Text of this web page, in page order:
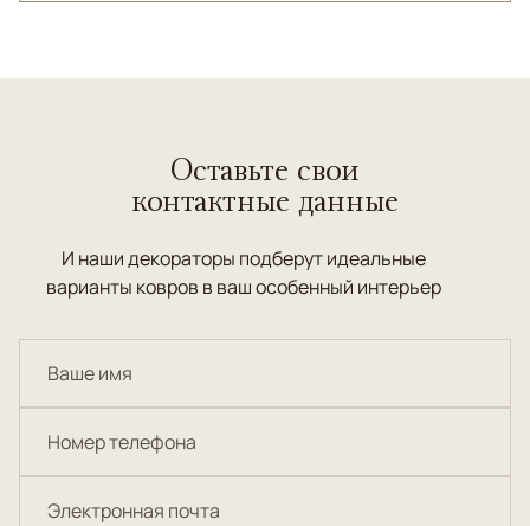
Оставьте свои
контактные данные
И наши декораторы подберут идеальные
варианты ковров в ваш особенный интерьер